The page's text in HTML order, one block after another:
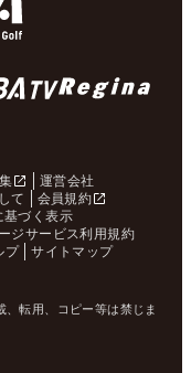
運営会社
て
会員規約
基づく表示
ジサービス利用規約
プ サイトマップ
転用、コピー等は禁じま